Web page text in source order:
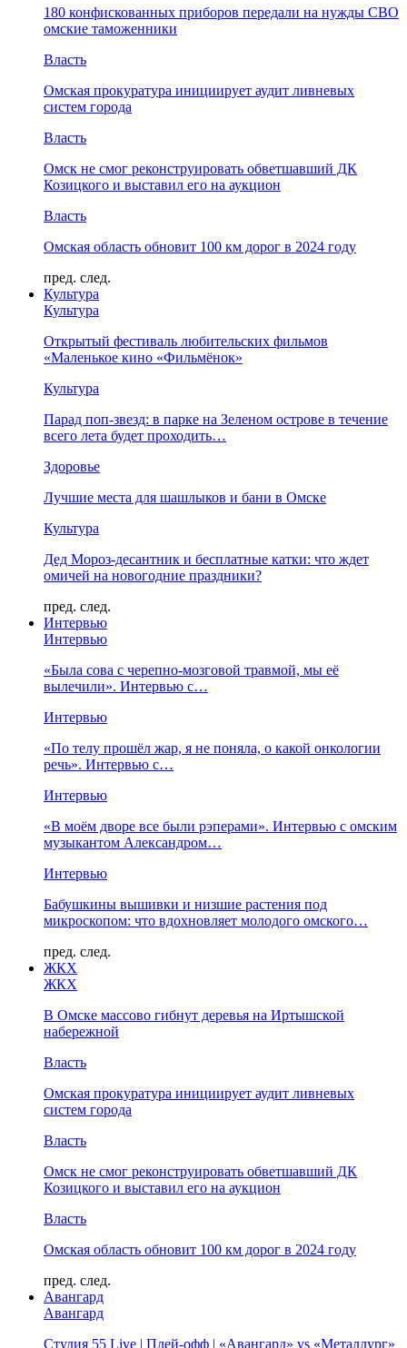
180 конфискованных приборов передали на нужды СВО
омские таможенники
Власть
Омская прокуратура инициирует аудит ливневых
систем города
Власть
Омск не смог реконструировать обветшавший ДК
Козицкого и выставил его на аукцион
Власть
Омская область обновит 100 км дорог в 2024 году
пред. след.
Культура
Культура
Открытый фестиваль любительских фильмов
«Маленькое кино «Фильмёнок»
Культура
Парад поп-звезд: в парке на Зеленом острове в течение
всего лета будет проходить…
Здоровье
Лучшие места для шашлыков и бани в Омске
Культура
Дед Мороз-десантник и бесплатные катки: что ждет
омичей на новогодние праздники?
пред. след.
Интервью
Интервью
«Была сова с черепно-мозговой травмой, мы её
вылечили». Интервью с…
Интервью
«По телу прошёл жар, я не поняла, о какой онкологии
речь». Интервью с…
Интервью
«В моём дворе все были рэперами». Интервью с омским
музыкантом Александром…
Интервью
Бабушкины вышивки и низшие растения под
микроскопом: что вдохновляет молодого омского…
пред. след.
ЖКХ
ЖКХ
В Омске массово гибнут деревья на Иртышской
набережной
Власть
Омская прокуратура инициирует аудит ливневых
систем города
Власть
Омск не смог реконструировать обветшавший ДК
Козицкого и выставил его на аукцион
Власть
Омская область обновит 100 км дорог в 2024 году
пред. след.
Авангард
Авангард
Студия 55 Live | Плей-офф | «Авангард» vs «Металлург»